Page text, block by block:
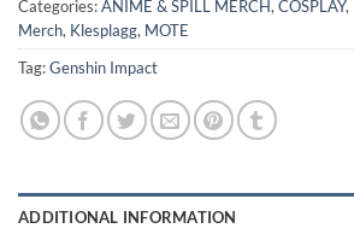
Categories:ANIME & SPILL MERCH, COSPLAY,
Merch, Klesplagg, MOTE
Tag:Genshin Impact
ADDITIONAL INFORMATION